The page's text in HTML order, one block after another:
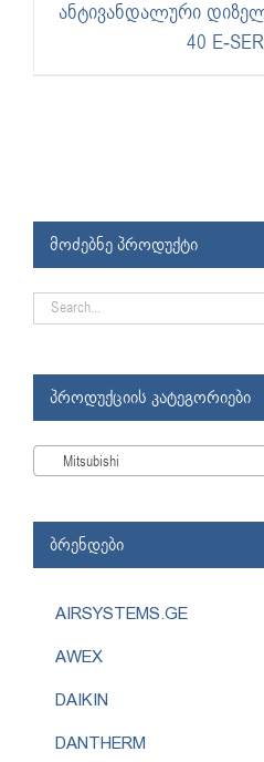
ანტივანდალური
40 E-
მოძებნე პროდუქტი
პროდუქციის კატეგორიები
Mitsubishi
ბრენდები
AIRSYSTEMS.GE
AWEX
DAIKIN
DANTHERM